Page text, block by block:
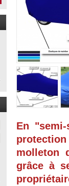
En
molleton
grâce à